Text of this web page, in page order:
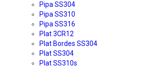
Pipa SS304
Pipa SS310
Pipa SS316
Plat 3CR12
Plat Bordes SS304
Plat SS304
Plat SS310s